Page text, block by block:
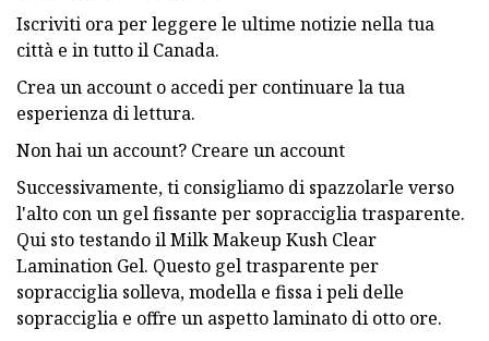
Iscriviti ora per leggere le ultime notizie nella tua
città e in tutto il Canada.
Crea un account o accedi per continuare la tua
esperienza di lettura.
Non hai un account? Creare un account
Successivamente, ti consigliamo di spazzolarle verso
l'alto con un gel fissante per sopracciglia trasparente.
Qui sto testando il Milk Makeup Kush Clear
Lamination Gel. Questo gel trasparente per
sopracciglia solleva, modella e fissa i peli delle
sopracciglia e offre un aspetto laminato di otto ore.